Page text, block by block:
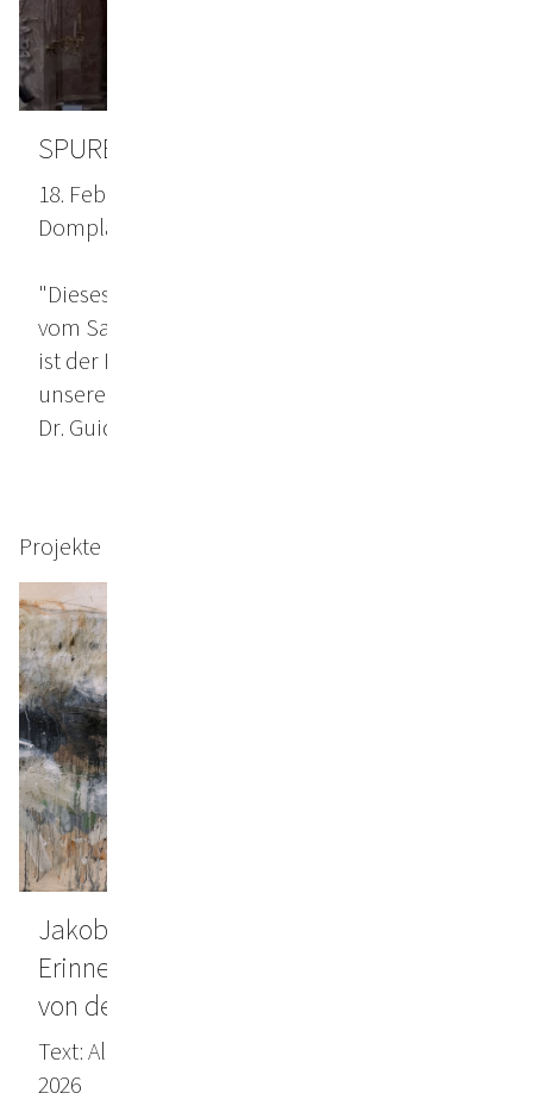
SPUREN DES FEUERS
18. Februar bis 3. April 2026, Dom zu St. Jakob,
Domplatz 6, Innsbruck
"Dieses Tuch hängt hier nicht um das Profane
vom Sakralen zu teilen, genau das Gegenteil
ist der Fall. Dieses Tuch holt die Wirklichkeit
unserer Welt, in diesen sakralen Raum hinein".
Dr. Guido Schlimbach
Projekte & Texte
Jakob Kirchmayr verdichtet Natur,
Erinnerung und Gegenwart: Wir werden
von derselben Erde getragen
Text: Alexandra Rangger, MEIN BEZIRK, April
2026